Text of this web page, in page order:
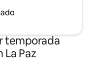
temporada
Paz